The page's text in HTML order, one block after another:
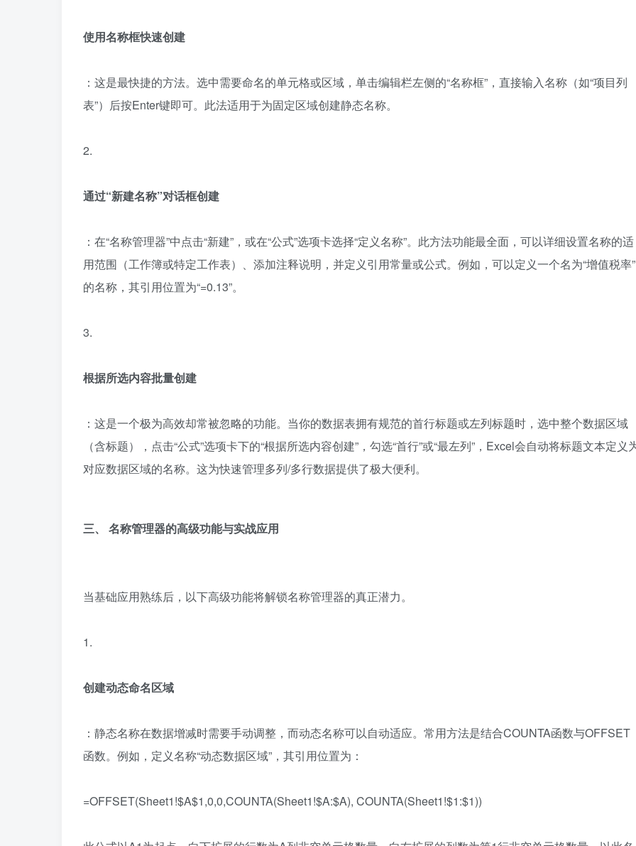
使用名称框快速创建
：这是最快捷的方法。选中需要命名的单元格或区域，单击编辑栏左侧的“名称框”，直接输入名称（如“项目列
表”）后按Enter键即可。此法适用于为固定区域创建静态名称。
2.
通过“新建名称”对话框创建
：在“名称管理器”中点击“新建”，或在“公式”选项卡选择“定义名称”。此方法功能最全面，可以详细设置名称的适
用范围（工作簿或特定工作表）、添加注释说明，并定义引用常量或公式。例如，可以定义一个名为“增值税率”
的名称，其引用位置为“=0.13”。
3.
根据所选内容批量创建
：这是一个极为高效却常被忽略的功能。当你的数据表拥有规范的首行标题或左列标题时，选中整个数据区域
（含标题），点击“公式”选项卡下的“根据所选内容创建”，勾选“首行”或“最左列”，Excel会自动将标题文本定义
对应数据区域的名称。这为快速管理多列/多行数据提供了极大便利。
三、 名称管理器的高级功能与实战应用
当基础应用熟练后，以下高级功能将解锁名称管理器的真正潜力。
1.
创建动态命名区域
：静态名称在数据增减时需要手动调整，而动态名称可以自动适应。常用方法是结合COUNTA函数与OFFSET
函数。例如，定义名称“动态数据区域”，其引用位置为：
=OFFSET(Sheet1!$A$1,0,0,COUNTA(Sheet1!$A:$A), COUNTA(Sheet1!$1:$1))